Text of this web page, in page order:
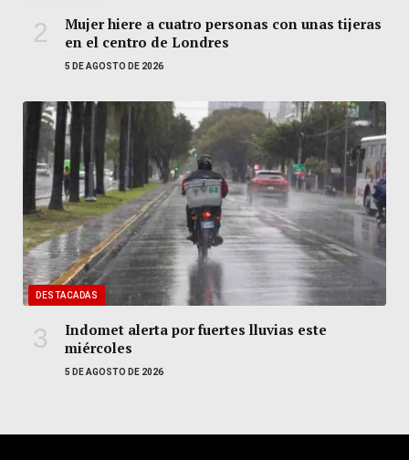
Mujer hiere a cuatro personas con unas tijeras
en el centro de Londres
5 DE AGOSTO DE 2026
DESTACADAS
Indomet alerta por fuertes lluvias este
miércoles
5 DE AGOSTO DE 2026